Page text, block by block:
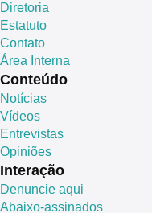
Diretoria
Estatuto
Contato
Área Interna
Conteúdo
Notícias
Vídeos
Entrevistas
Opiniões
Interação
Denuncie aqui
Abaixo-assinados